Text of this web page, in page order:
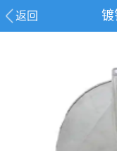
返回 镀